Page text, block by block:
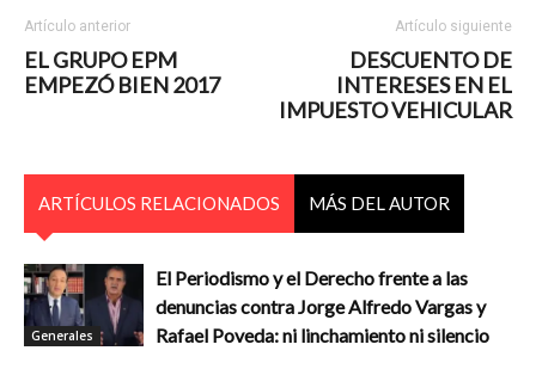
Artículo anterior
EL GRUPO EPM
EMPEZÓ BIEN 2017
Artículo siguiente
DESCUENTO DE
INTERESES EN EL
IMPUESTO VEHICULAR
ARTÍCULOS RELACIONADOS MÁS DEL AUTOR
Generales
El Periodismo y el Derecho frente a las
denuncias contra Jorge Alfredo Vargas y
Rafael Poveda: ni linchamiento ni silencio